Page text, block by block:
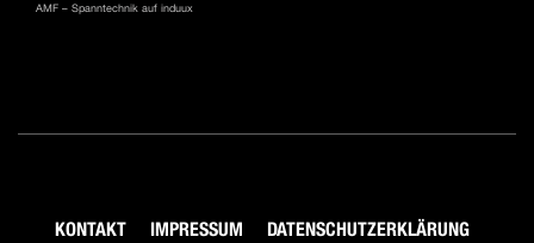
AMF – Spanntechnik auf induux
KONTAKT IMPRESSUM
DATENSCHUTZERKLÄRUNG